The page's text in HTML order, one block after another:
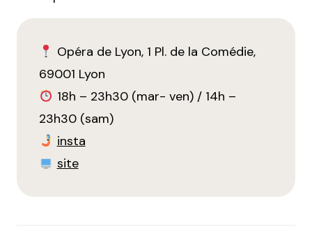
Opéra de Lyon, 1 Pl. de la Comédie,
69001 Lyon
18h – 23h30 (mar- ven) / 14h –
23h30 (sam)
insta
site